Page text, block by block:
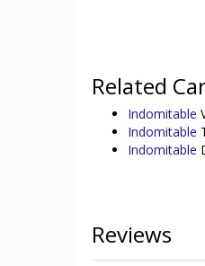
Related
Indomitable
Indomitable
Indomitable
Reviews